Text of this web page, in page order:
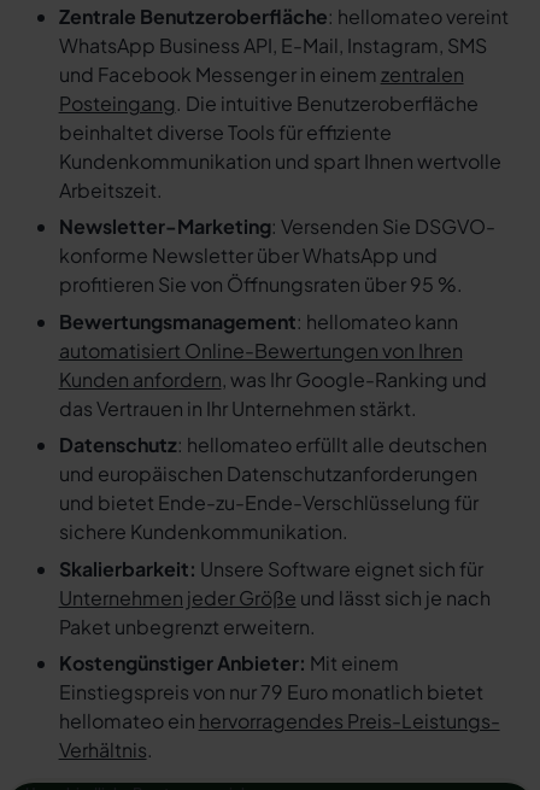
Zentrale Benutzeroberfläche: hellomateo vereint
WhatsApp Business API, E-Mail, Instagram, SMS
und Facebook Messenger in einem zentralen
Posteingang. Die intuitive Benutzeroberfläche
beinhaltet diverse Tools für effiziente
Kundenkommunikation und spart Ihnen wertvolle
Arbeitszeit.
Newsletter-Marketing: Versenden Sie DSGVO-
konforme Newsletter über WhatsApp und
profitieren Sie von Öffnungsraten über 95 %.
Bewertungsmanagement: hellomateo kann
automatisiert Online-Bewertungen von Ihren
Kunden anfordern, was Ihr Google-Ranking und
das Vertrauen in Ihr Unternehmen stärkt.
Datenschutz: hellomateo erfüllt alle deutschen
und europäischen Datenschutzanforderungen
und bietet Ende-zu-Ende-Verschlüsselung für
sichere Kundenkommunikation.
Skalierbarkeit: Unsere Software eignet sich für
Unternehmen jeder Größe und lässt sich je nach
Paket unbegrenzt erweitern.
Kostengünstiger Anbieter: Mit einem
Einstiegspreis von nur 79 Euro monatlich bietet
hellomateo ein hervorragendes Preis-Leistungs-
Verhältnis.